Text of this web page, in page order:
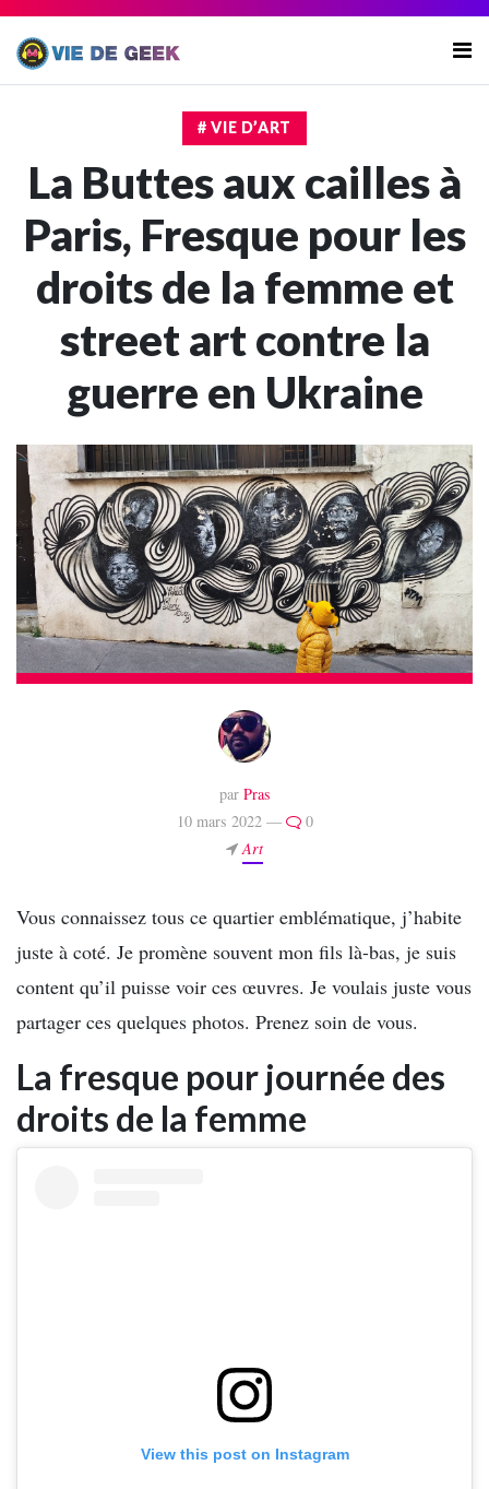
# VIE D’ART
La Buttes aux cailles à
Paris, Fresque pour les
droits de la femme et
street art contre la
guerre en Ukraine
par Pras
10 mars 2022 —
0
Art
Vous connaissez tous ce quartier emblématique, j’habite
juste à coté. Je promène souvent mon fils là-bas, je suis
content qu’il puisse voir ces œuvres. Je voulais juste vous
partager ces quelques photos. Prenez soin de vous.
La fresque pour journée des
droits de la femme
View this post on Instagram